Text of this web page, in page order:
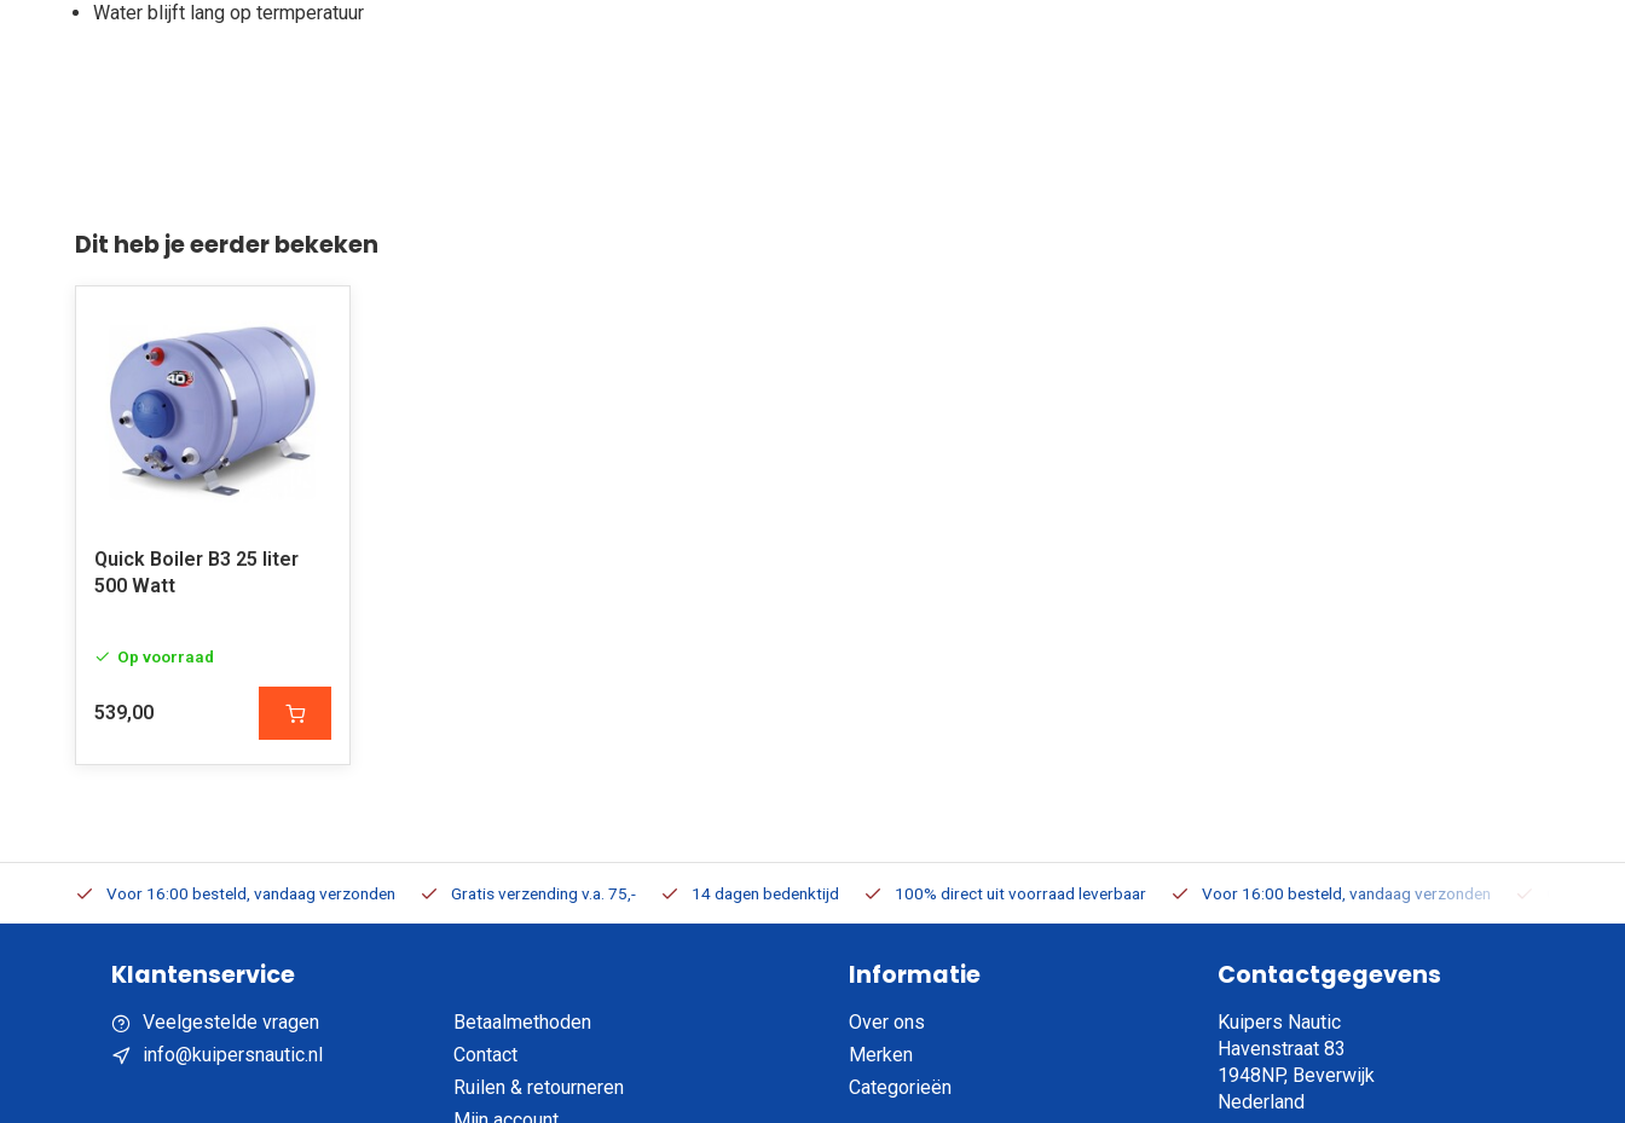
Water blijft lang op termperatuur
Dit heb je eerder bekeken
Quick Boiler B3 25 liter
500 Watt
Op voorraad
539,00
Voor 16:00 besteld, vandaag verzonden Gratis verzending v.a. 75,- 14 dagen bedenktijd 100% direct uit voorraad leverbaar Voor 16:00 besteld, vandaag verzonden
Klantenservice
Veelgestelde vragen
info@kuipersnautic.nl
Betaalmethoden
Contact
Ruilen & retourneren
Informatie
Over ons
Merken
Categorieën
Contactgegevens
Kuipers Nautic
Havenstraat 83
1948NP, Beverwijk
Nederland